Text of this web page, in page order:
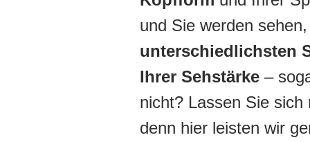
und Sie werden
unterschiedlichsten
Ihrer Sehstärke –
nicht? Lassen Sie
denn hier leisten wir